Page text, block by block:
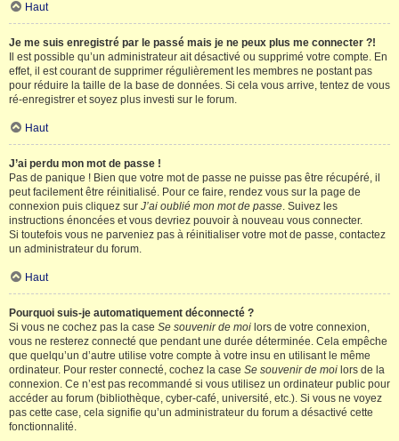
Haut
Je me suis enregistré par le passé mais je ne peux plus me connecter ?!
Il est possible qu’un administrateur ait désactivé ou supprimé votre compte. En
effet, il est courant de supprimer régulièrement les membres ne postant pas
pour réduire la taille de la base de données. Si cela vous arrive, tentez de vous
ré-enregistrer et soyez plus investi sur le forum.
Haut
J’ai perdu mon mot de passe !
Pas de panique ! Bien que votre mot de passe ne puisse pas être récupéré, il
peut facilement être réinitialisé. Pour ce faire, rendez vous sur la page de
connexion puis cliquez sur J’ai oublié mon mot de passe. Suivez les
instructions énoncées et vous devriez pouvoir à nouveau vous connecter.
Si toutefois vous ne parveniez pas à réinitialiser votre mot de passe, contactez
un administrateur du forum.
Haut
Pourquoi suis-je automatiquement déconnecté ?
Si vous ne cochez pas la case Se souvenir de moi lors de votre connexion,
vous ne resterez connecté que pendant une durée déterminée. Cela empêche
que quelqu’un d’autre utilise votre compte à votre insu en utilisant le même
ordinateur. Pour rester connecté, cochez la case Se souvenir de moi lors de la
connexion. Ce n’est pas recommandé si vous utilisez un ordinateur public pour
accéder au forum (bibliothèque, cyber-café, université, etc.). Si vous ne voyez
pas cette case, cela signifie qu’un administrateur du forum a désactivé cette
fonctionnalité.